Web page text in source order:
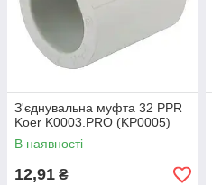
З'єднувальна муфта 32 PPR
Koer K0003.PRO (KP0005)
В наявності
12,91 ₴